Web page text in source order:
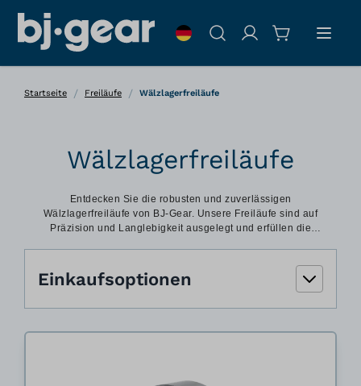
Suche
Startseite / Freiläufe / Wälzlagerfreiläufe
Wälzlagerfreiläufe
Entdecken Sie die robusten und zuverlässigen
Wälzlagerfreiläufe von BJ-Gear. Unsere Freiläufe sind auf
Präzision und Langlebigkeit ausgelegt und erfüllen die
Einkaufsoptionen